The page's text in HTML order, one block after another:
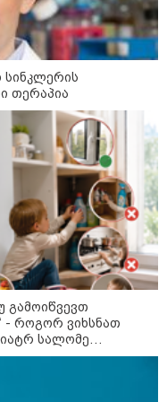
ახალი
შესახებ
ახლოს ვართ,
არ უნდა იქნას
ჰორმუზის
გახსნა
- უკრაინას
ის რაკეტების
მიწოდების
აქვს
სინკლერის
თერაპია
გამოიწვევთ
- როგორ ვიხსნათ
სალომე